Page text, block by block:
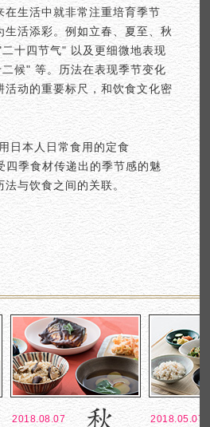
在生活中就非常注重培育季节
生活添彩。例如立春、夏至、秋
十四节气" 以及更细微地表现
候" 等。历法在表现季节变化
活动的重要标尺，和饮食文化密
日本人日常食用的定食
季食材传递出的季节感的魅
法与饮食之间的关联。
2018.08.07 2018.05.07